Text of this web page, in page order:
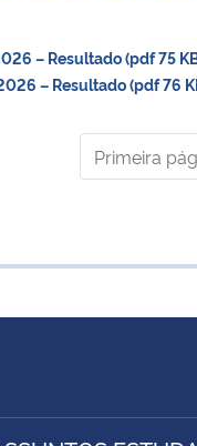
– Resultado (pdf 75
– Resultado (pdf 76
Primeira